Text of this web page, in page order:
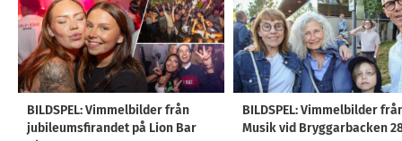
BILDSPEL: Vimmelbilder från
jubileumsfirandet på Lion Bar
BILDSPEL: Vimmelbilder
Musik vid Bryggarbacken